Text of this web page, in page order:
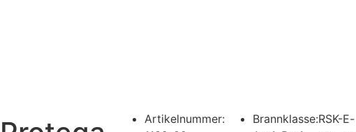
Artikelnummer:
Brannklasse:RSK-E-